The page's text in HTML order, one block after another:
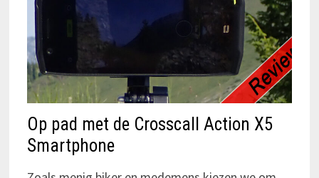
Op pad met de Crosscall Action X5
Smartphone